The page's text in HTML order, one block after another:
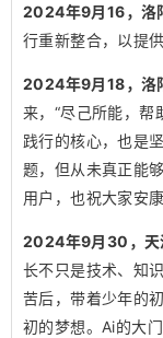
2024年9月16，洛
行重新整合，以提
2024年9月18，洛
来，“尽己所能，帮
践行的核心，也是
题，但从未真正能
用户，也祝大家安康
2024年9月30，天
长不只是技术、知
苦后，带着少年的
初的梦想。Ai的大